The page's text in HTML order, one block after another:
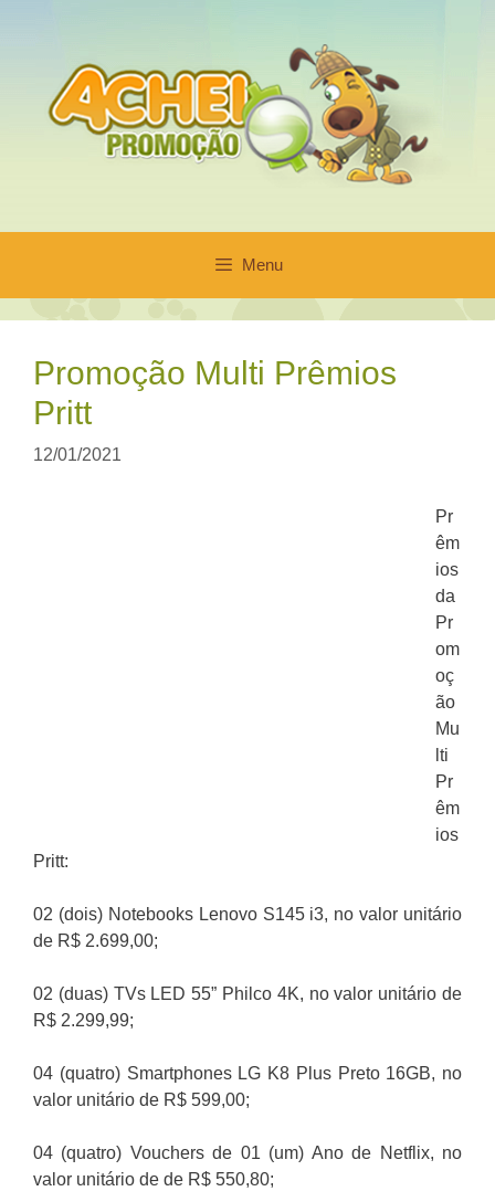
conteúdo
Menu
Promoção Multi Prêmios
Pritt
12/01/2021
Pr
êm
ios
da
Pr
om
oç
ão
Mu
lti
Pr
êm
ios
Pritt:
02 (dois) Notebooks Lenovo S145 i3, no valor unitário
de R$ 2.699,00;
02 (duas) TVs LED 55” Philco 4K, no valor unitário de
R$ 2.299,99;
04 (quatro) Smartphones LG K8 Plus Preto 16GB, no
valor unitário de R$ 599,00;
04 (quatro) Vouchers de 01 (um) Ano de Netflix, no
valor unitário de de R$ 550,80;